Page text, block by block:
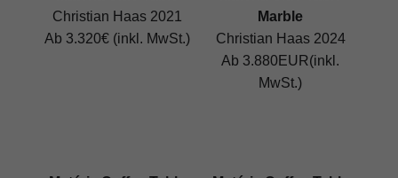
Christian Haas 2021
Ab 3.320€ (inkl. MwSt.)
Marble
Christian Haas 2024
Ab 3.880EUR(inkl.
MwSt.)